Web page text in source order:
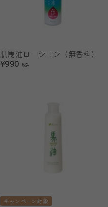
肌馬油ローション（無香料）
¥990 税込
キャンペーン対象